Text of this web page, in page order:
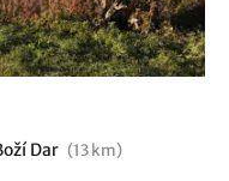
Dar (13 km)